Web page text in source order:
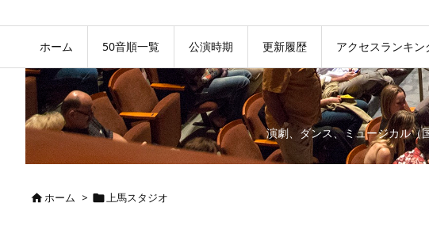
ホーム 50音順一覧 公演時期 更新履歴 アクセスランキン
演劇、ダンス、ミュージカル（
ホーム > 上馬スタジオ